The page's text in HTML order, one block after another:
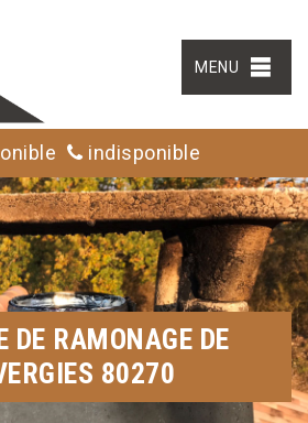
MENU
indisponible
DE RAMONAGE DE
80270